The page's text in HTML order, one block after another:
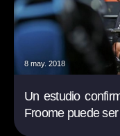
8 may. 2018
Un estudio
Froome puede